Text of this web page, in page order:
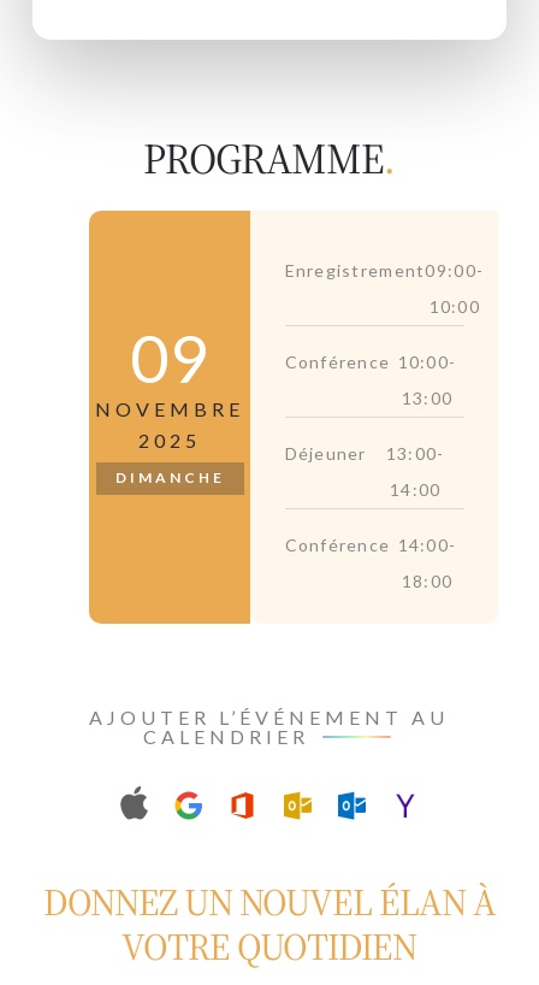
PROGRAMME.
09
NOVEMBRE
2025
DIMANCHE
Enregistrement09:00-
10:00
Conférence 10:00-
13:00
Déjeuner
13:00-
14:00
Conférence 14:00-
18:00
AJOUTER L’ÉVÉNEMENT AU
CALENDRIER
DONNEZ UN NOUVEL ÉLAN À
VOTRE QUOTIDIEN